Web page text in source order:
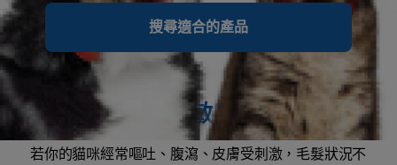
搜尋適合的產品
某些貓咪品種較容易發生食物過敏或不耐，包含
暹羅貓。
我的貓咪對食物敏感嗎？
若你的貓咪經常嘔吐、腹瀉、皮膚受刺激，毛髮狀況不